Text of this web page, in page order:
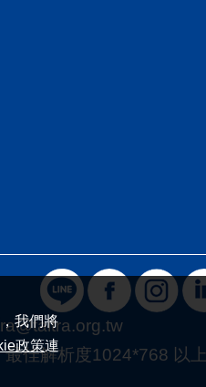
我們將
政策連
佳解析度1024*768 以上